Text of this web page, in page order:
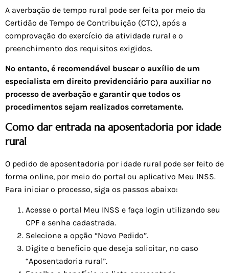
A averbação de tempo rural pode ser feita por meio da
Certidão de Tempo de Contribuição (CTC), após a
comprovação do exercício da atividade rural e o
preenchimento dos requisitos exigidos.
No entanto, é recomendável buscar o auxílio de um
especialista em direito previdenciário para auxiliar no
processo de averbação e garantir que todos os
procedimentos sejam realizados corretamente.
Como dar entrada na aposentadoria por idade
rural
O pedido de aposentadoria por idade rural pode ser feito de
forma online, por meio do portal ou aplicativo Meu INSS.
Para iniciar o processo, siga os passos abaixo:
Acesse o portal Meu INSS e faça login utilizando seu
CPF e senha cadastrada.
Selecione a opção “Novo Pedido”.
Digite o benefício que deseja solicitar, no caso
“Aposentadoria rural”.